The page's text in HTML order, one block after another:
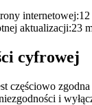
internetowej:12
aktualizacji:23
cyfrowej
częściowo
i